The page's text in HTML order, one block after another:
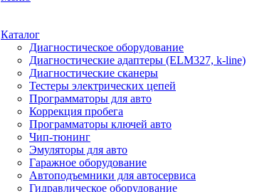
Каталог
Диагностическое оборудование
Диагностические адаптеры (ELM327, k-line)
Диагностические сканеры
Тестеры электрических цепей
Программаторы для авто
Коррекция пробега
Программаторы ключей авто
Чип-тюнинг
Эмуляторы для авто
Гаражное оборудование
Автоподъемники для автосервиса
Гидравлическое оборудование